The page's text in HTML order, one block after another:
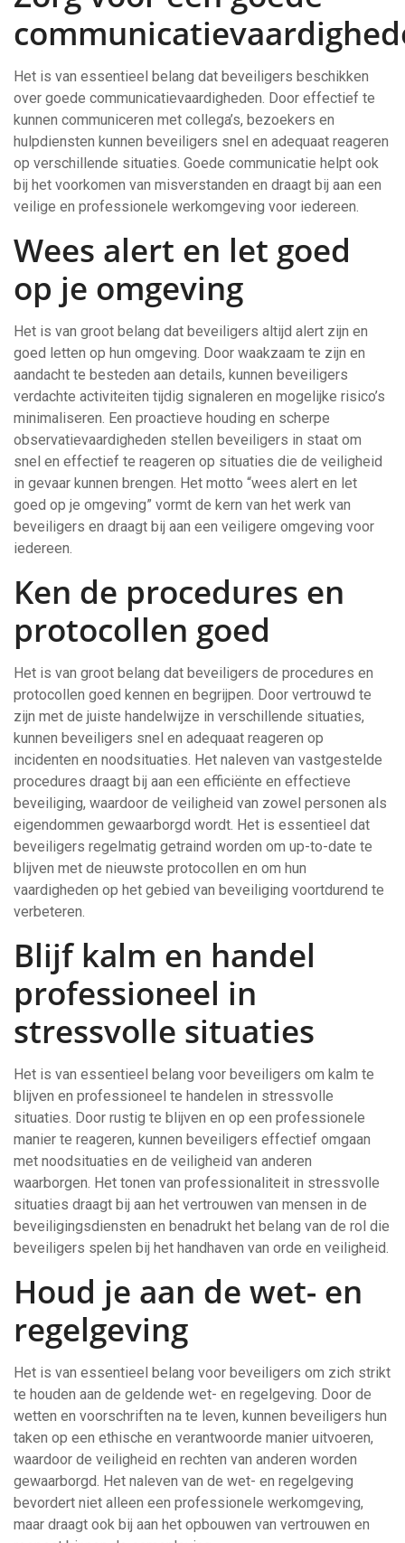
Het is van essentieel belang dat beveiligers beschikken
over goede communicatievaardigheden. Door effectief te
kunnen communiceren met collega’s, bezoekers en
hulpdiensten kunnen beveiligers snel en adequaat reageren
op verschillende situaties. Goede communicatie helpt ook
bij het voorkomen van misverstanden en draagt bij aan een
veilige en professionele werkomgeving voor iedereen.
Wees alert en let goed
op je omgeving
Het is van groot belang dat beveiligers altijd alert zijn en
goed letten op hun omgeving. Door waakzaam te zijn en
aandacht te besteden aan details, kunnen beveiligers
verdachte activiteiten tijdig signaleren en mogelijke risico’s
minimaliseren. Een proactieve houding en scherpe
observatievaardigheden stellen beveiligers in staat om
snel en effectief te reageren op situaties die de veiligheid
in gevaar kunnen brengen. Het motto “wees alert en let
goed op je omgeving” vormt de kern van het werk van
beveiligers en draagt bij aan een veiligere omgeving voor
iedereen.
Ken de procedures en
protocollen goed
Het is van groot belang dat beveiligers de procedures en
protocollen goed kennen en begrijpen. Door vertrouwd te
zijn met de juiste handelwijze in verschillende situaties,
kunnen beveiligers snel en adequaat reageren op
incidenten en noodsituaties. Het naleven van vastgestelde
procedures draagt bij aan een efficiënte en effectieve
beveiliging, waardoor de veiligheid van zowel personen als
eigendommen gewaarborgd wordt. Het is essentieel dat
beveiligers regelmatig getraind worden om up-to-date te
blijven met de nieuwste protocollen en om hun
vaardigheden op het gebied van beveiliging voortdurend te
verbeteren.
Blijf kalm en handel
professioneel in
stressvolle situaties
Het is van essentieel belang voor beveiligers om kalm te
blijven en professioneel te handelen in stressvolle
situaties. Door rustig te blijven en op een professionele
manier te reageren, kunnen beveiligers effectief omgaan
met noodsituaties en de veiligheid van anderen
waarborgen. Het tonen van professionaliteit in stressvolle
situaties draagt bij aan het vertrouwen van mensen in de
beveiligingsdiensten en benadrukt het belang van de rol die
beveiligers spelen bij het handhaven van orde en veiligheid.
Houd je aan de wet- en
regelgeving
Het is van essentieel belang voor beveiligers om zich strikt
te houden aan de geldende wet- en regelgeving. Door de
wetten en voorschriften na te leven, kunnen beveiligers hun
taken op een ethische en verantwoorde manier uitvoeren,
waardoor de veiligheid en rechten van anderen worden
gewaarborgd. Het naleven van de wet- en regelgeving
bevordert niet alleen een professionele werkomgeving,
maar draagt ook bij aan het opbouwen van vertrouwen en